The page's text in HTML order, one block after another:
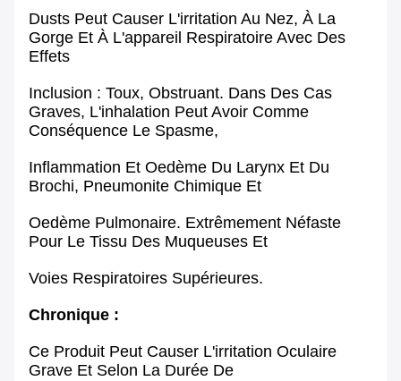
Dusts Peut Causer L'irritation Au Nez, À La
Gorge Et À L'appareil Respiratoire Avec Des
Effets
Inclusion : Toux, Obstruant. Dans Des Cas
Graves, L'inhalation Peut Avoir Comme
Conséquence Le Spasme,
Inflammation Et Oedème Du Larynx Et Du
Brochi, Pneumonite Chimique Et
Oedème Pulmonaire. Extrêmement Néfaste
Pour Le Tissu Des Muqueuses Et
Voies Respiratoires Supérieures.
Chronique :
Ce Produit Peut Causer L'irritation Oculaire
Grave Et Selon La Durée De